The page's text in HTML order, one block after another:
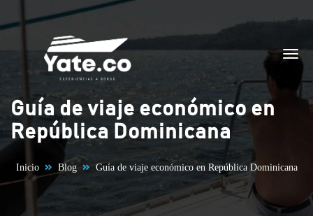
Saltar al contenido
Guía de viaje económico en
República Dominicana
Inicio Blog Guía de viaje económico en República Dominicana